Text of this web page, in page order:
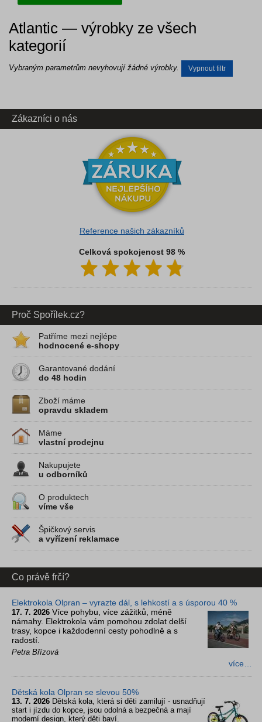
Atlantic — výrobky ze všech
kategorií
Vybraným parametrům nevyhovují žádné výrobky. Vypnout filtr
Zákazníci o nás
Reference našich zákazníků
Celková spokojenost 98 %
Proč Spořílek.cz?
Patříme mezi nejlépe
hodnocené e-shopy
Garantované dodání
do 48 hodin
Zboží máme
opravdu skladem
Máme
vlastní prodejnu
Nakupujete
u odborníků
O produktech
víme vše
Špičkový servis
a vyřízení reklamace
Co právě frčí?
Elektrokola Olpran – vyrazte dál, s lehkostí a s úsporou 40 %
17. 7. 2026 Více pohybu, více zážitků, méně
námahy. Elektrokola vám pomohou zdolat delší
trasy, kopce i každodenní cesty pohodlně a s
radostí.
Petra Břízová
více…
Dětská kola Olpran se slevou 50%
13. 7. 2026 Dětská kola, která si děti zamilují - usnadňují
start i jízdu do kopce, jsou odolná a bezpečná a mají
moderní design, který děti baví.